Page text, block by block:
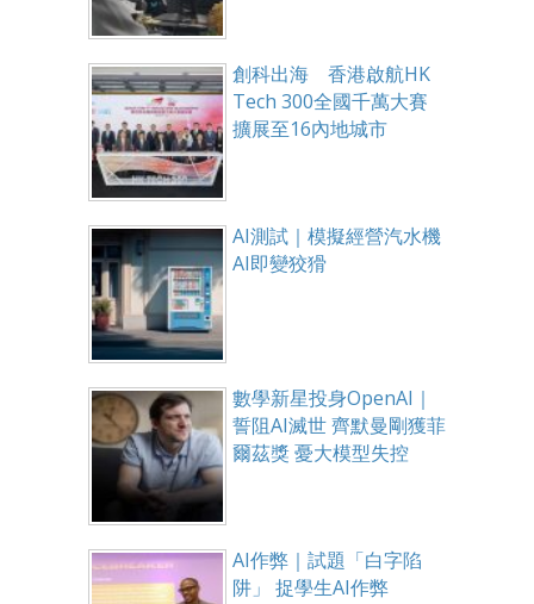
創科出海 香港啟航HK
Tech 300全國千萬大賽
擴展至16內地城市
AI測試｜模擬經營汽水機
AI即變狡猾
數學新星投身OpenAI｜
誓阻AI滅世 齊默曼剛獲菲
爾茲獎 憂大模型失控
AI作弊｜試題「白字陷
阱」 捉學生AI作弊